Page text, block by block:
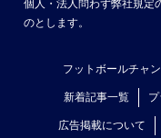
個人・法人問わず弊社規定
のとします。
フットボールチャ
新着記事一覧
広告掲載について